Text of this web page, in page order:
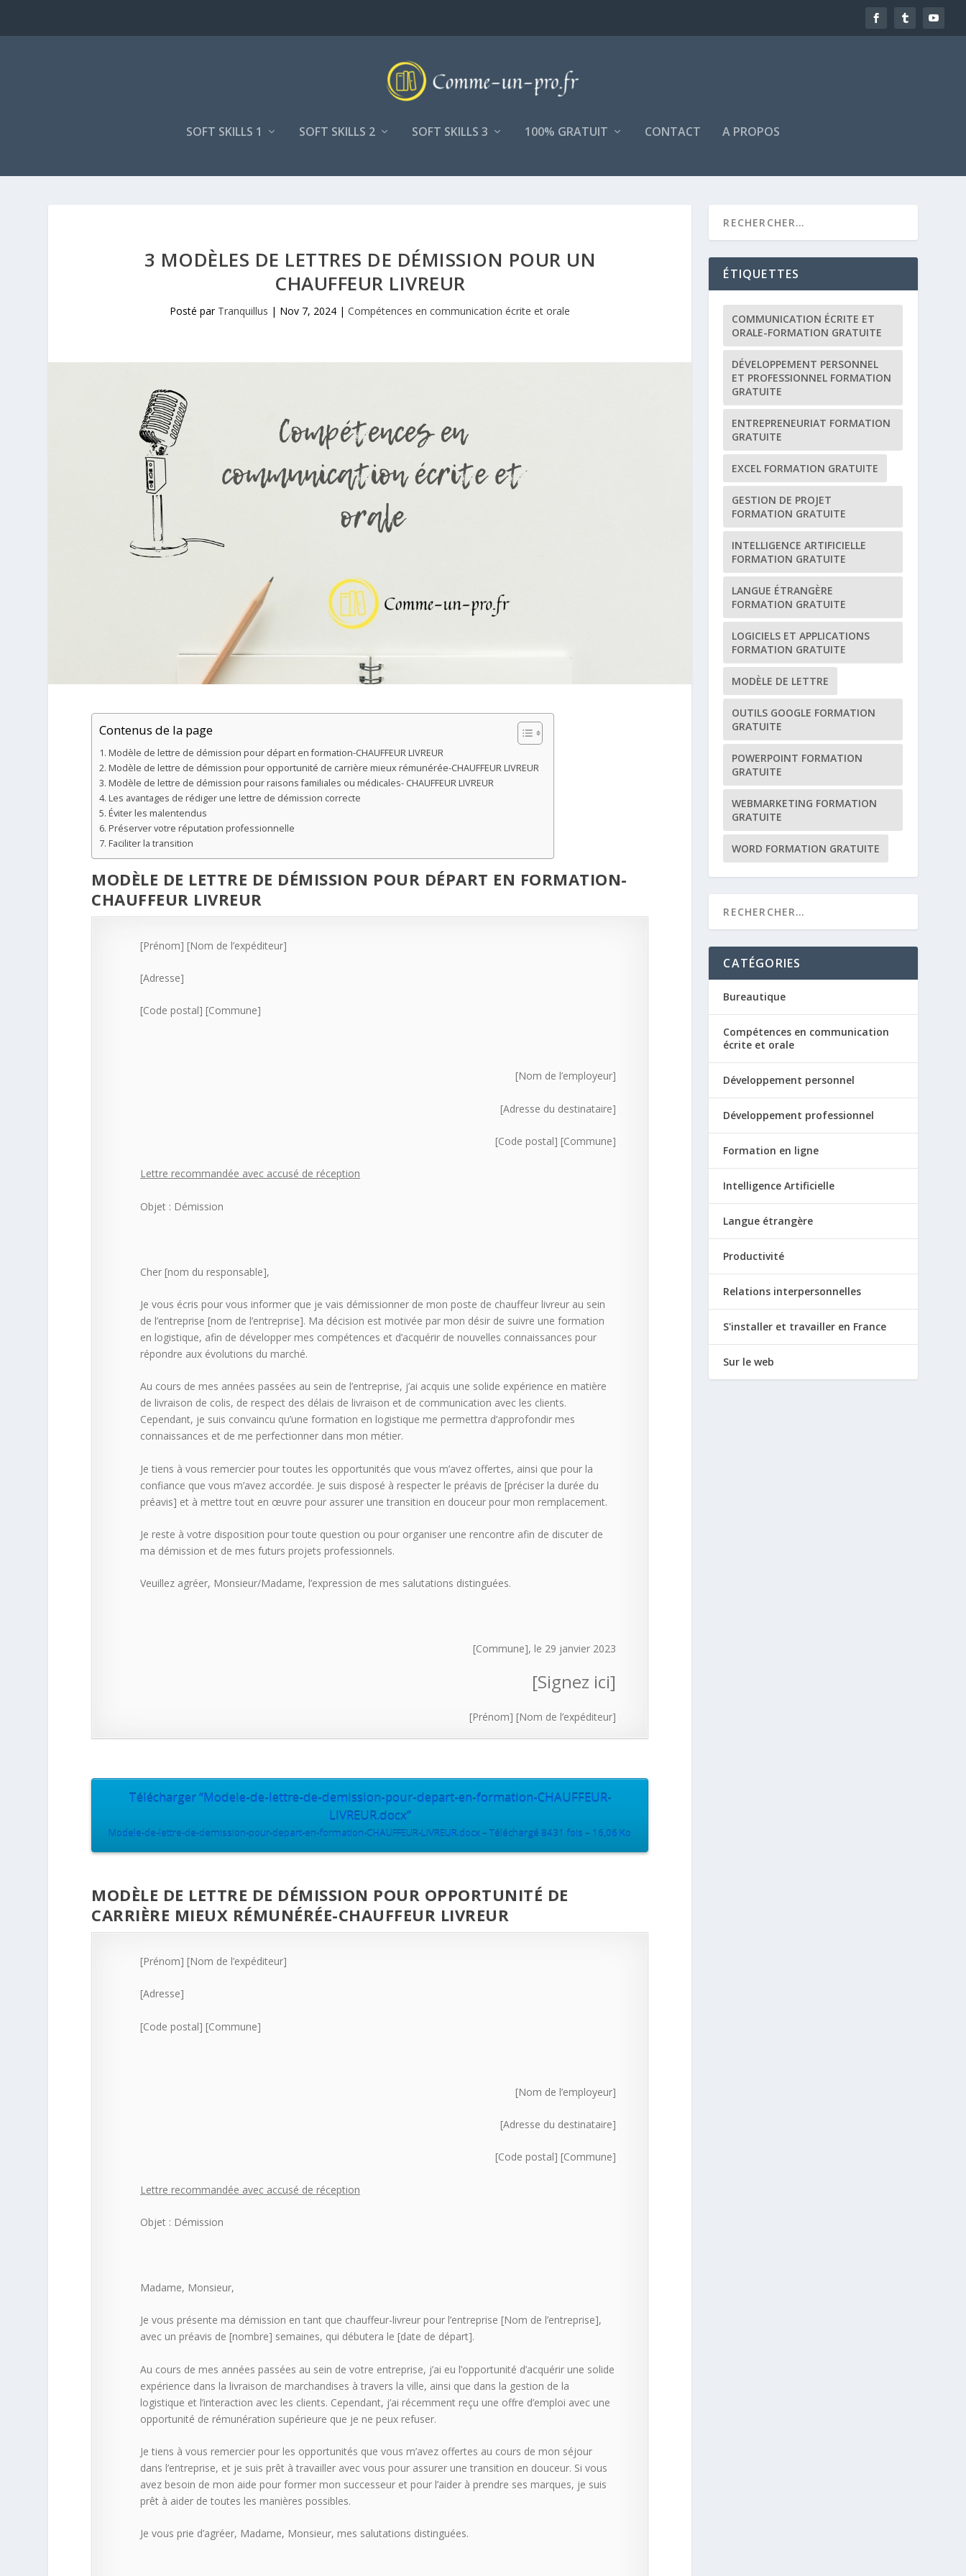
SOFT SKILLS 1 SOFT SKILLS 2 SOFT SKILLS 3 100% GRATUIT CONTACT A PROPOS
3 MODÈLES DE LETTRES DE DÉMISSION POUR UN
CHAUFFEUR LIVREUR
Posté par Tranquillus | Nov 7, 2024 |Compétences en communication écrite et orale
Contenus de la page
Modèle de lettre de démission pour départ en formation-CHAUFFEUR LIVREUR
Modèle de lettre de démission pour opportunité de carrière mieux rémunérée-CHAUFFEUR LIVREUR
Modèle de lettre de démission pour raisons familiales ou médicales- CHAUFFEUR LIVREUR
Les avantages de rédiger une lettre de démission correcte
Éviter les malentendus
Préserver votre réputation professionnelle
Faciliter la transition
MODÈLE DE LETTRE DE DÉMISSION POUR DÉPART EN FORMATION-
CHAUFFEUR LIVREUR
[Prénom] [Nom de l’expéditeur]
[Adresse]
[Code postal] [Commune]
[Nom de l’employeur]
[Adresse du destinataire]
[Code postal] [Commune]
Lettre recommandée avec accusé de réception
Objet : Démission
Cher [nom du responsable],
Je vous écris pour vous informer que je vais démissionner de mon poste de chauffeur livreur au sein
de l’entreprise [nom de l’entreprise]. Ma décision est motivée par mon désir de suivre une formation
en logistique, afin de développer mes compétences et d’acquérir de nouvelles connaissances pour
répondre aux évolutions du marché.
Au cours de mes années passées au sein de l’entreprise, j’ai acquis une solide expérience en matière
de livraison de colis, de respect des délais de livraison et de communication avec les clients.
Cependant, je suis convaincu qu’une formation en logistique me permettra d’approfondir mes
connaissances et de me perfectionner dans mon métier.
Je tiens à vous remercier pour toutes les opportunités que vous m’avez offertes, ainsi que pour la
confiance que vous m’avez accordée. Je suis disposé à respecter le préavis de [préciser la durée du
préavis] et à mettre tout en œuvre pour assurer une transition en douceur pour mon remplacement.
Je reste à votre disposition pour toute question ou pour organiser une rencontre afin de discuter de
ma démission et de mes futurs projets professionnels.
Veuillez agréer, Monsieur/Madame, l’expression de mes salutations distinguées.
[Commune], le 29 janvier 2023
[Signez ici]
[Prénom] [Nom de l’expéditeur]
Télécharger “Modele-de-lettre-de-demission-pour-depart-en-formation-CHAUFFEUR-
LIVREUR.docx”
Modele-de-lettre-de-demission-pour-depart-en-formation-CHAUFFEUR-LIVREUR.docx – Téléchargé 8431 fois – 16,06 Ko
MODÈLE DE LETTRE DE DÉMISSION POUR OPPORTUNITÉ DE
CARRIÈRE MIEUX RÉMUNÉRÉE-CHAUFFEUR LIVREUR
[Prénom] [Nom de l’expéditeur]
[Adresse]
[Code postal] [Commune]
[Nom de l’employeur]
[Adresse du destinataire]
[Code postal] [Commune]
Lettre recommandée avec accusé de réception
Objet : Démission
Madame, Monsieur,
Je vous présente ma démission en tant que chauffeur-livreur pour l’entreprise [Nom de l’entreprise],
avec un préavis de [nombre] semaines, qui débutera le [date de départ].
Au cours de mes années passées au sein de votre entreprise, j’ai eu l’opportunité d’acquérir une solide
expérience dans la livraison de marchandises à travers la ville, ainsi que dans la gestion de la
logistique et l’interaction avec les clients. Cependant, j’ai récemment reçu une offre d’emploi avec une
opportunité de rémunération supérieure que je ne peux refuser.
Je tiens à vous remercier pour les opportunités que vous m’avez offertes au cours de mon séjour
dans l’entreprise, et je suis prêt à travailler avec vous pour assurer une transition en douceur. Si vous
avez besoin de mon aide pour former mon successeur et pour l’aider à prendre ses marques, je suis
prêt à aider de toutes les manières possibles.
Je vous prie d’agréer, Madame, Monsieur, mes salutations distinguées.
ÉTIQUETTES
COMMUNICATION ÉCRITE ET
ORALE-FORMATION GRATUITE
DÉVELOPPEMENT PERSONNEL
ET PROFESSIONNEL FORMATION
GRATUITE
ENTREPRENEURIAT FORMATION
GRATUITE
EXCEL FORMATION GRATUITE
GESTION DE PROJET
FORMATION GRATUITE
INTELLIGENCE ARTIFICIELLE
FORMATION GRATUITE
LANGUE ÉTRANGÈRE
FORMATION GRATUITE
LOGICIELS ET APPLICATIONS
FORMATION GRATUITE
MODÈLE DE LETTRE
OUTILS GOOGLE FORMATION
GRATUITE
POWERPOINT FORMATION
GRATUITE
WEBMARKETING FORMATION
GRATUITE
WORD FORMATION GRATUITE
CATÉGORIES
Bureautique
Compétences en communication
écrite et orale
Développement personnel
Développement professionnel
Formation en ligne
Intelligence Artificielle
Langue étrangère
Productivité
Relations interpersonnelles
S'installer et travailler en France
Sur le web